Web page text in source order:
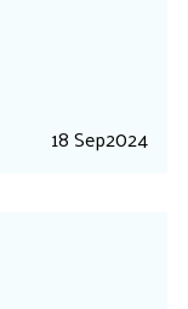
18 Sep2024